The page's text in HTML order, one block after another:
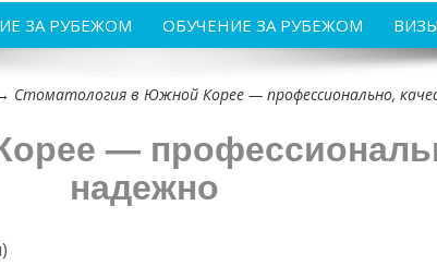
ЗА РУБЕЖОМ ОБУЧЕНИЕ ЗА РУБЕЖОМ ВИЗЫ
Стоматология в Южной Корее — профессионально,
—
надежно